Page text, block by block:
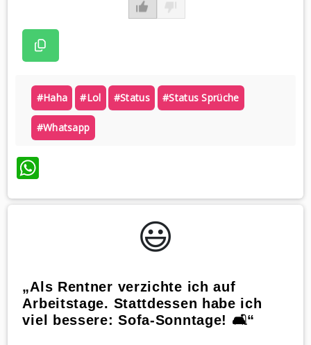
#haha #lol #status #status Sprüche
#whatsapp
WhatsApp
😃️
„Als Rentner verzichte ich auf
Arbeitstage. Stattdessen habe ich
viel bessere: Sofa-Sonntage! 🛋️“